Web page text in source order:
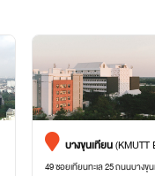
บางขุนเทียน(KMUTT
49 ซอยเทียนทะเล 25 ถนนบางขุ